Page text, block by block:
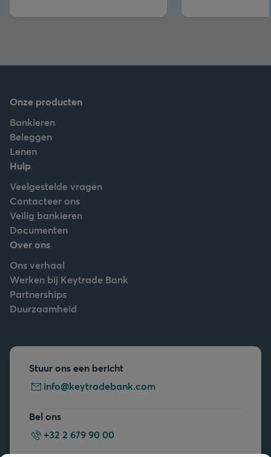
Onze producten
Bankieren
Beleggen
Lenen
Hulp
Veelgestelde vragen
Contacteer ons
Veilig bankieren
Documenten
Over ons
Ons verhaal
Werken bij Keytrade Bank
Partnerships
Duurzaamheid
Stuur ons een bericht
info@keytradebank.com
Bel ons
+32 2 679 90 00